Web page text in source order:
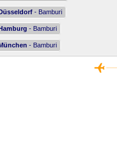
- Bamburi
- Bamburi
- Bamburi